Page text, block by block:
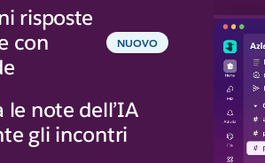
risposte
con
NUOVO
le note dell’IA
gli incontri